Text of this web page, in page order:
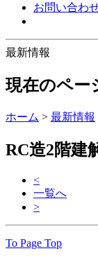
お問い合わ
最新情報
現在のペー
ホーム > 最新情報
RC造2階建
<
一覧へ
>
To Page Top